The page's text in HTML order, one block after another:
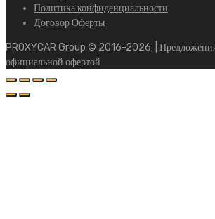
Политика конфиденциальности
Договор Оферты
PROXYCAR Group © 2016-2026
|
официальной офертой